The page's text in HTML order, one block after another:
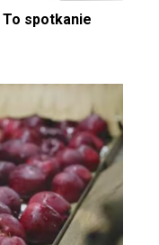
spotkanie